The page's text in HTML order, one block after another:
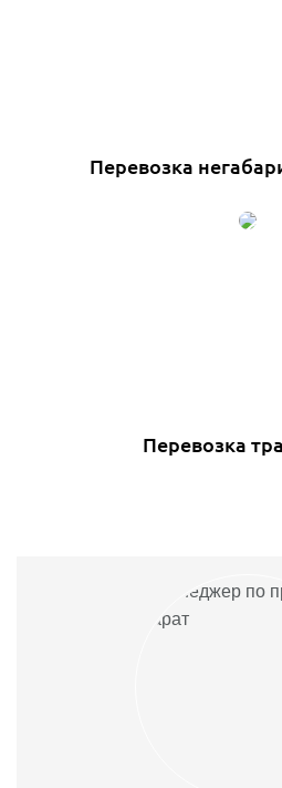
Перевозка
Перевозка